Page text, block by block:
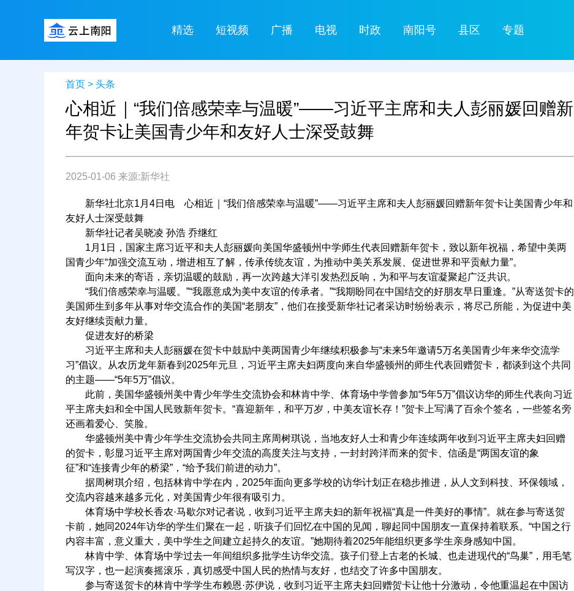
精选 短视频 广播 电视 时政 南阳号 县区 专题
首页 > 头条
心相近｜“我们倍感荣幸与温暖”——习近平主席和夫人彭丽媛回赠新
年贺卡让美国青少年和友好人士深受鼓舞
2025-01-06 来源:新华社
新华社北京1月4日电 心相近｜“我们倍感荣幸与温暖”——习近平主席和夫人彭丽媛回赠新年贺卡让美国青少年和
友好人士深受鼓舞
新华社记者吴晓凌 孙浩 乔继红
1月1日，国家主席习近平和夫人彭丽媛向美国华盛顿州中学师生代表回赠新年贺卡，致以新年祝福，希望中美两
国青少年“加强交流互动，增进相互了解，传承传统友谊，为推动中美关系发展、促进世界和平贡献力量”。
面向未来的寄语，亲切温暖的鼓励，再一次跨越大洋引发热烈反响，为和平与友谊凝聚起广泛共识。
“我们倍感荣幸与温暖。”“我愿意成为美中友谊的传承者。”“我期盼同在中国结交的好朋友早日重逢。”从寄送贺卡的
美国师生到多年从事对华交流合作的美国“老朋友”，他们在接受新华社记者采访时纷纷表示，将尽己所能，为促进中美
友好继续贡献力量。
促进友好的桥梁
习近平主席和夫人彭丽媛在贺卡中鼓励中美两国青少年继续积极参与“未来5年邀请5万名美国青少年来华交流学
习”倡议。从农历龙年新春到2025年元旦，习近平主席夫妇两度向来自华盛顿州的师生代表回赠贺卡，都谈到这个共同
的主题——“5年5万”倡议。
此前，美国华盛顿州美中青少年学生交流协会和林肯中学、体育场中学曾参加“5年5万”倡议访华的师生代表向习近
平主席夫妇和全中国人民致新年贺卡。“喜迎新年，和平万岁，中美友谊长存！”贺卡上写满了百余个签名，一些签名旁
还画着爱心、笑脸。
华盛顿州美中青少年学生交流协会共同主席周树琪说，当地友好人士和青少年连续两年收到习近平主席夫妇回赠
的贺卡，彰显习近平主席对两国青少年交流的高度关注与支持，一封封跨洋而来的贺卡、信函是“两国友谊的象
征”和“连接青少年的桥梁”，“给予我们前进的动力”。
据周树琪介绍，包括林肯中学在内，2025年面向更多学校的访华计划正在稳步推进，从人文到科技、环保领域，
交流内容越来越多元化，对美国青少年很有吸引力。
体育场中学校长香农·马歇尔对记者说，收到习近平主席夫妇的新年祝福“真是一件美好的事情”。就在参与寄送贺
卡前，她同2024年访华的学生们聚在一起，听孩子们回忆在中国的见闻，聊起同中国朋友一直保持着联系。“中国之行
内容丰富，意义重大，美中学生之间建立起持久的友谊。”她期待着2025年能组织更多学生亲身感知中国。
林肯中学、体育场中学过去一年间组织多批学生访华交流。孩子们登上古老的长城、也走进现代的“鸟巢”，用毛笔
写汉字，也一起演奏摇滚乐，真切感受中国人民的热情与友好，也结交了许多中国朋友。
参与寄送贺卡的林肯中学学生布赖恩·苏伊说，收到习近平主席夫妇回赠贺卡让他十分激动，令他重温起在中国访